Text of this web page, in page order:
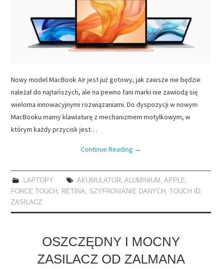
Nowy model MacBook Air jest już gotowy, jak zawsze nie będzie
należał do najtańszych, ale na pewno fani marki nie zawiodą się
wieloma innowacyjnymi rozwiązaniami. Do dyspozycji w nowym
MacBooku mamy klawiaturę z mechanizmem motylkowym, w
którym każdy przycisk jest…
Continue Reading →
LAPTOPY AKUMULATOR, ALUMINIUM , APPLE,
FORCE TOUCH , RETINA, SZYFROWANIE DANYCH , TOUCH ID,
ZASILACZ
OSZCZĘDNY I MOCNY
ZASILACZ OD ZALMANA